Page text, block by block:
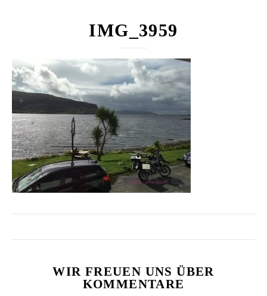
IMG_3959
WIR FREUEN UNS ÜBER
KOMMENTARE